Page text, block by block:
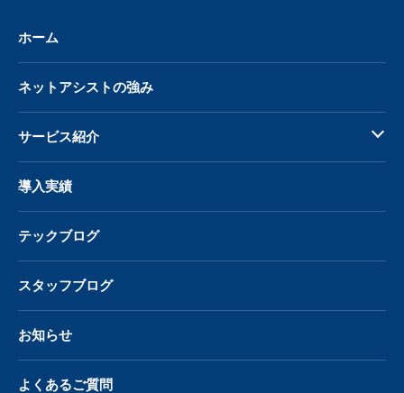
ホーム
ネットアシストの強み
サービス紹介
導入実績
テックブログ
スタッフブログ
お知らせ
よくあるご質問